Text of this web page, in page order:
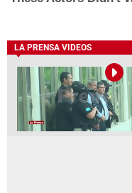
LA PRENSA VIDEOS